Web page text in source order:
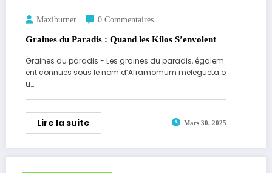
Maxiburner 0 Commentaires
Graines du Paradis : Quand les Kilos S’envolent
Graines du paradis - Les graines du paradis, égalem
ent connues sous le nom d’Aframomum melegueta o
u…
Lire la suite Mars 30, 2025